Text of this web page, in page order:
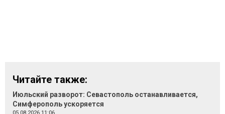
Читайте также:
Июльский разворот: Севастополь останавливается,
Симферополь ускоряется
05.08.2026 11:06